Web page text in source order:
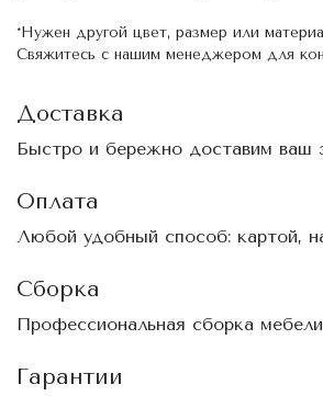
*Нужен другой цвет, размер или
Свяжитесь с нашим менеджером для
Доставка
Быстро и бережно доставим ваш
Оплата
Любой удобный способ: картой,
Сборка
Профессиональная сборка мебели
Гарантии